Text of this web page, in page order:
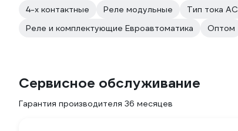
4-х контактные Реле модульные Тип тока AC
Реле и комплектующие Евроавтоматика
Оптом
Сервисное обслуживание
Гарантия производителя 36 месяцев